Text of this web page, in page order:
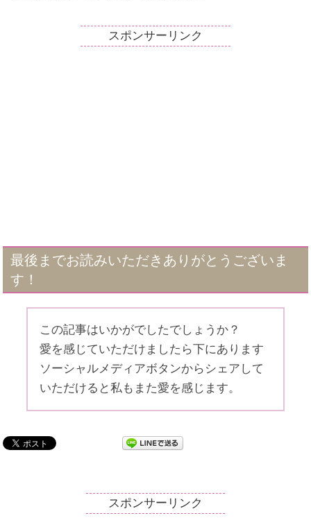
スポンサーリンク
最後までお読みいただきありがとうございま
す！
この記事はいかがでしたでしょうか？
愛を感じていただけましたら下にあります
ソーシャルメディアボタンからシェアして
いただけると私もまた愛を感じます。
スポンサーリンク